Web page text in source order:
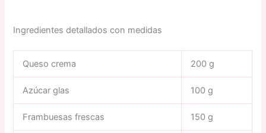
Ingredientes detallados con medidas
Queso crema 200 g
Azúcar glas 100 g
Frambuesas frescas 150 g